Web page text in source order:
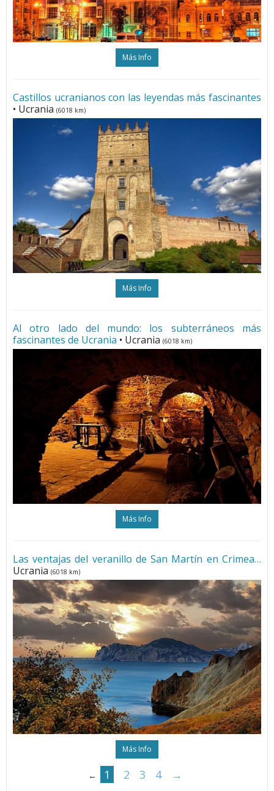
Más Info
Castillos ucranianos con las leyendas más fascinantes
• Ucrania (6018 km)
Más Info
Al otro lado del mundo: los subterráneos más
fascinantes de Ucrania • Ucrania (6018 km)
Más Info
Las ventajas del veranillo de San Martín en Crimea•
Ucrania (6018 km)
Más Info
← 1 2 3 4 →